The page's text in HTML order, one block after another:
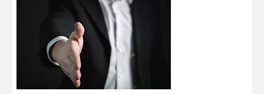
Высокоточные сварочные манипуляторы для трубных сосудов